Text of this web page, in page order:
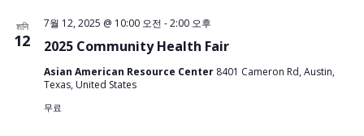
शनि
12 2025 Community Health Fair
7월 12, 2025 @ 10:00 오전 -2:00 오후
Asian American Resource Center 8401 Cameron Rd, Austin,
Texas, United States
무료